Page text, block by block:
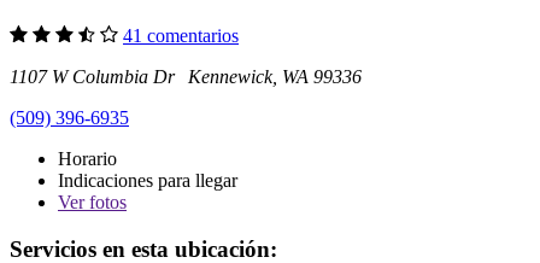
41 comentarios
1107 W Columbia Dr Kennewick, WA 99336
(509) 396-6935
Horario
Indicaciones para llegar
Verfotos
Servicios en esta ubicación: